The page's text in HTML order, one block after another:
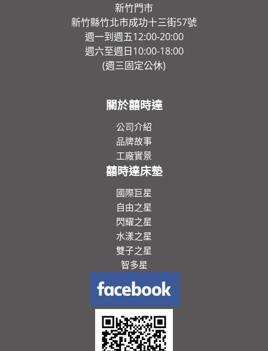
新竹門市
新竹縣竹北市成功十三街57號
週一到週五12:00-20:00
週六至週日10:00-18:00
(週三固定公休)
關於囍時達
公司介紹
品牌故事
工廠實景
囍時達床墊
國際巨星
自由之星
閃耀之星
水漾之星
雙子之星
智多星